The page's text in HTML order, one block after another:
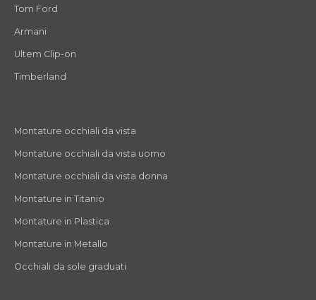
Tom Ford
Armani
Ultem Clip-on
Timberland
Montature occhiali da vista
Montature occhiali da vista uomo
Montature occhiali da vista donna
Montature in Titanio
Montature in Plastica
Montature in Metallo
Occhiali da sole graduati